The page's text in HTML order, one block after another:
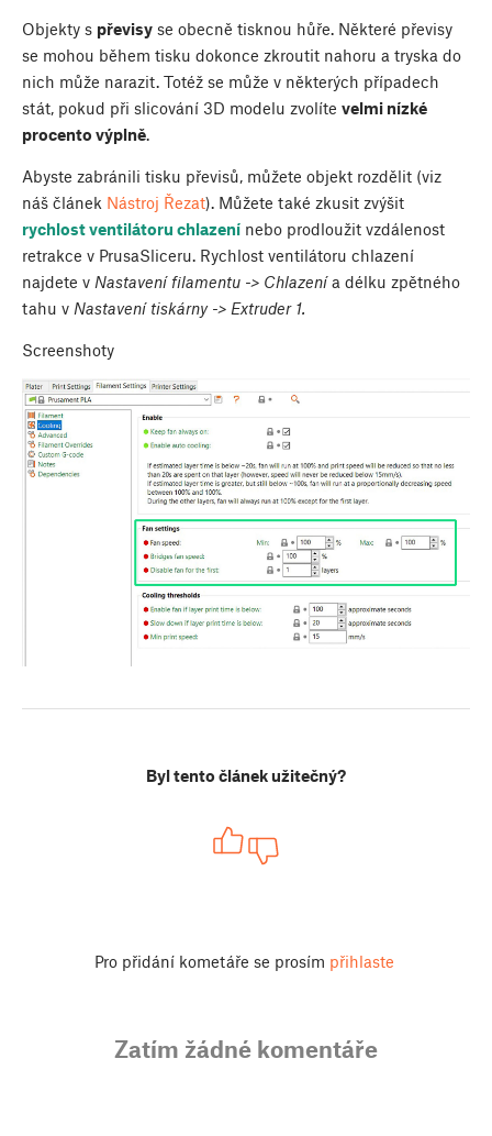
Objekty s převisy se obecně tisknou hůře. Některé převisy
se mohou během tisku dokonce zkroutit nahoru a tryska do
nich může narazit. Totéž se může v některých případech
stát, pokud při slicování 3D modelu zvolíte velmi nízké
procento výplně.
Abyste zabránili tisku převisů, můžete objekt rozdělit (viz
náš článek Nástroj Řezat). Můžete také zkusit zvýšit
rychlost ventilátoru chlazení nebo prodloužit vzdálenost
retrakce v PrusaSliceru. Rychlost ventilátoru chlazení
najdete v Nastavení filamentu -> Chlazenía délku zpětného
tahu v Nastavení tiskárny -> Extruder 1.
Screenshoty
Byl tento článek užitečný?
Pro přidání kometáře se prosím přihlaste
Zatím žádné komentáře